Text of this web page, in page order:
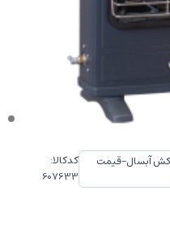
آبسال-قیمت
کدکالا: